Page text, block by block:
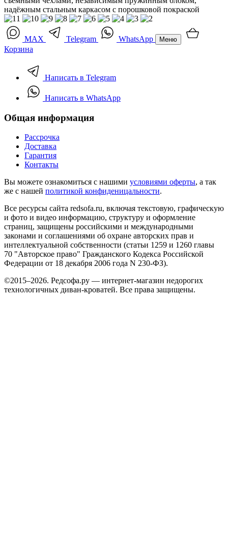
MAX Telegram WhatsApp Меню
Корзина
Написать в Telegram
Написать в WhatsApp
Общая информация
Рассрочка
Доставка
Гарантия
Контакты
Вы можете ознакомиться с нашими условиями оферты, а так
же с нашей политикой конфиденицальности.
Все ресурсы сайта redsofa.ru, включая текстовую, графическую
и фото и видео информацию, структуру и оформление
страниц, защищены российскими и международными
законами и соглашениями об охране авторских прав и
интеллектуальной собственности (статьи 1259 и 1260 главы
70 "Авторское право" Гражданского Кодекса Российской
Федерации от 18 декабря 2006 года N 230-ФЗ).
©2015–2026. Редсофа.ру — интернет-магазин недорогих
технологичных диван-кроватей. Все права защищены.